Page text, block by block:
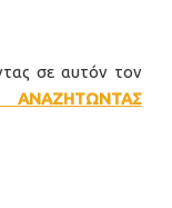
σε αυτόν τον